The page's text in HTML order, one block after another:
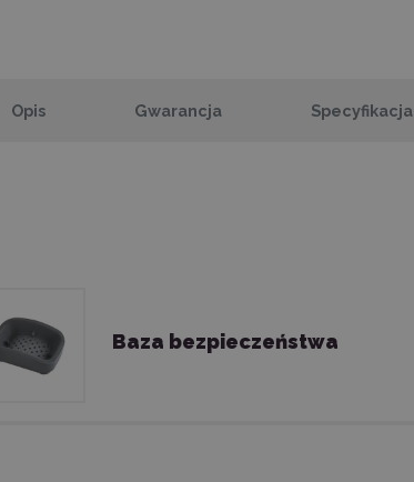
Opis Gwarancja Specyfikacja
Baza bezpieczeństwa